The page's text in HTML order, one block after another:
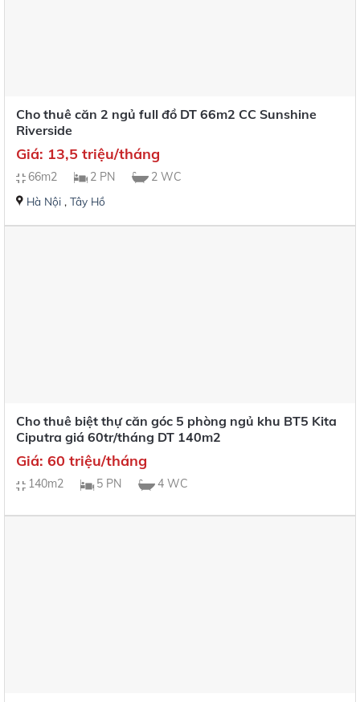
Cho thuê căn 2 ngủ full đồ DT 66m2 CC Sunshine
Riverside
Giá: 13,5 triệu/tháng
66m2 2 PN 2 WC
Hà Nội, Tây Hồ
Cho thuê biệt thự căn góc 5 phòng ngủ khu BT5 Kita
Ciputra giá 60tr/tháng DT 140m2
Giá: 60 triệu/tháng
140m2 5 PN 4 WC